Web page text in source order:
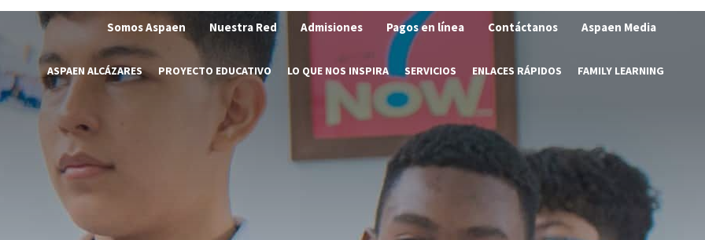
Somos Aspaen Nuestra Red Admisiones Pagos en línea Contáctanos Aspaen Media
ASPAEN ALCÁZARES PROYECTO EDUCATIVO LO QUE NOS INSPIRA SERVICIOS ENLACES RÁPIDOS FAMILY LEARNING